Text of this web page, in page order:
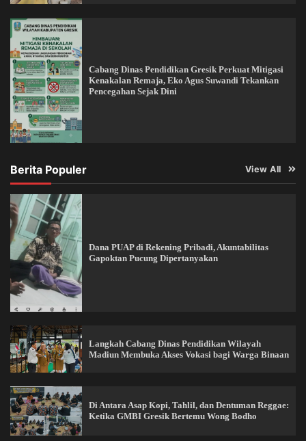
Cabang Dinas Pendidikan Gresik Perkuat Mitigasi
Kenakalan Remaja, Eko Agus Suwandi Tekankan
Pencegahan Sejak Dini
Berita Populer View All
Dana PUAP di Rekening Pribadi, Akuntabilitas
Gapoktan Pucung Dipertanyakan
Langkah Cabang Dinas Pendidikan Wilayah
Madiun Membuka Akses Vokasi bagi Warga Binaan
Di Antara Asap Kopi, Tahlil, dan Dentuman Reggae:
Ketika GMBI Gresik Bertemu Wong Bodho